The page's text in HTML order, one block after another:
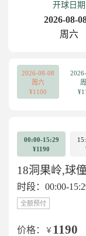
开球日期
2026-08-
周六
2026-08-08
周六
¥1100
00:00-15:29
¥1190
18洞果岭,球
时段：00:00-
全额预付
价格： ￥ 1190